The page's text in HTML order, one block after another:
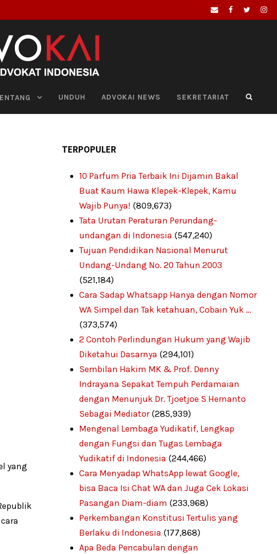
UNDUH ADVOKAI NEWS SEKRETARIAT
yang
TERPOPULER
10 Parfum Pria Terbaik Ini Dijamin Bakal
Buat Kaum Hawa Klepek-Klepek, Kamu
Wajib Punya! (809,673)
Tata Urutan Peraturan Perundang-
undangan di Indonesia (547,240)
Tujuan Pendidikan Nasional Menurut
Undang-Undang No. 20 Tahun 2003
(521,184)
Cara Sadap Whatsapp Hanya dengan Nomor
WA Simpel dan Tak ketahuan, Cobain Yuk …
(373,574)
2 Contoh Perlindungan Hukum yang Wajib
Diketahui Dasarnya (294,101)
Sembilan Hakim MK & Prof. Denny
Indrayana Sepakat Tempuh Perdamaian
dengan Menunjuk Dr. Tjoetjoe S Hernanto
Sebagai Mediator (285,939)
Mengenal Lembaga Yudikatif, Lengkap
dengan Fungsi dan Tugas Lembaga
Yudikatif di Indonesia (244,466)
Cara Menyadap WhatsApp lewat Google,
bisa Baca Isi Chat WA dan Juga Cek Lokasi
Pasangan Diam-diam (233,968)
Perkembangan Konstitusi Tertulis yang
Berlaku di Indonesia (177,868)
Apa Beda Pencabulan dengan